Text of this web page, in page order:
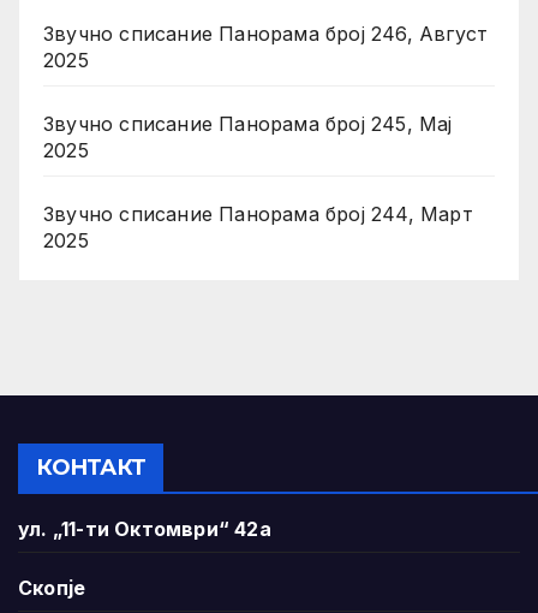
Звучно списание Панорама број 246, Август
2025
Звучно списание Панорама број 245, Мај
2025
Звучно списание Панорама број 244, Март
2025
КОНТАКТ
ул. „11-ти Октомври“ 42а
Скопје